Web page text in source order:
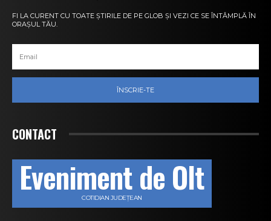
FI LA CURENT CU TOATE ȘTIRILE DE PE GLOB ȘI VEZI CE SE ÎNTÂMPLĂ ÎN
ORAȘUL TĂU.
ÎNSCRIE-TE
CONTACT
Eveniment de Olt
COTIDIAN JUDEȚEAN